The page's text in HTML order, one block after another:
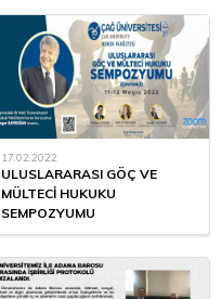
17.02.2022
ULUSLARARASI GÖÇ VE
MÜLTECİ HUKUKU
SEMPOZYUMU